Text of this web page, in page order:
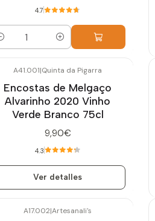
4.7
A41.001|Quinta da Pigarra
Encostas de Melgaço
Alvarinho 2020 Vinho
Verde Branco 75cl
9,90€
4.3
Ver detalles
A17.002|Artesanali's